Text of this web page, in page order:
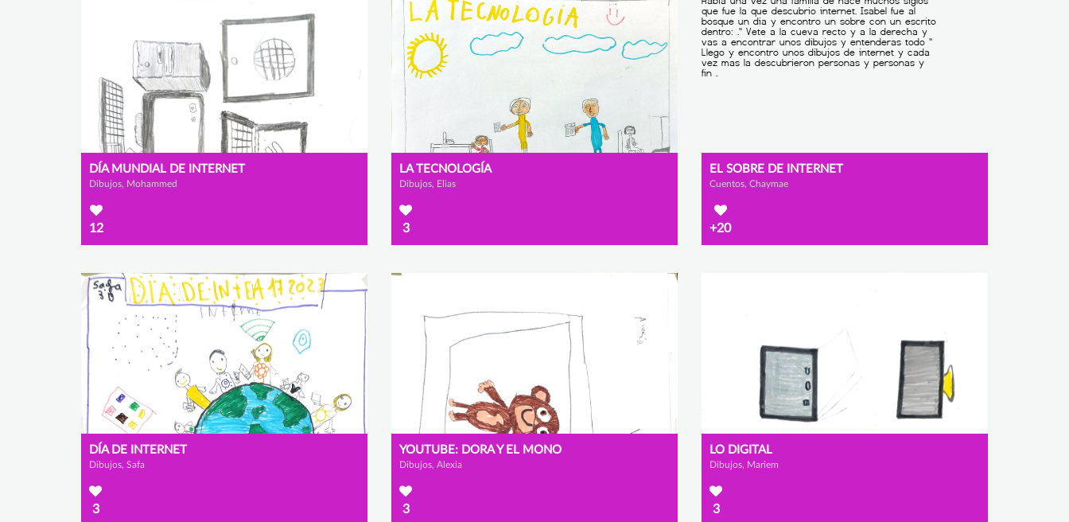
DÍA MUNDIAL DE INTERNET
Dibujos, Mohammed
12
LA TECNOLOGÍA
Dibujos, Elias
3
EL SOBRE DE INTERNET
Cuentos, Chaymae
+20
DÍA DE INTERNET
Dibujos, Safa
3
YOUTUBE: DORA Y EL MONO
Dibujos, Alexia
3
LO DIGITAL
Dibujos, Mariem
3